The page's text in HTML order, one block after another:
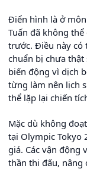
Điển hình là ở môn
Tuấn đã không
trước. Điều này có
chuẩn bị chưa
biến động vì dịch
từng làm nên lịch
thể lặp lại chiến
Mặc dù không
tại Olympic Tokyo
giá. Các vận động
thần thi đấu, nâng